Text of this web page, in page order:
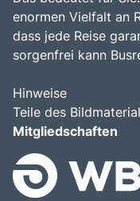
enormen Vielfalt an
dass jede Reise
sorgenfrei kann
Hinweise
Teile des
Mitgliedschaften